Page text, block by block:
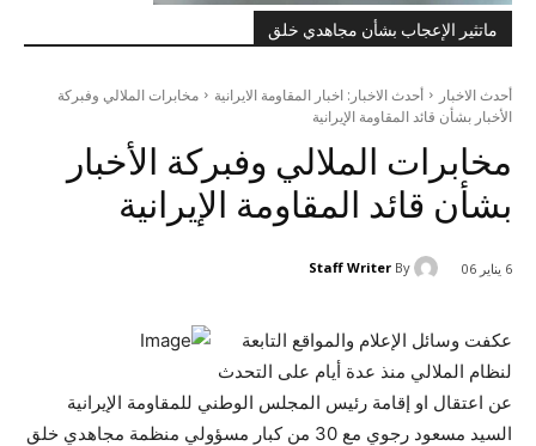
ماتثير الإعجاب بشأن مجاهدي خلق
أحدث الاخبار أحدث الاخبار: اخبار المقاومة الايرانية
مخابرات الملالي وفبركة
الأخبار بشأن قائد المقاومة الإيرانية
مخابرات الملالي وفبركة الأخبار
بشأن قائد المقاومة الإيرانية
6 يناير 06 By
Staff Writer
عكفت وسائل الإعلام والمواقع التابعة
لنظام الملالي منذ عدة أيام على التحدث
عن اعتقال او إقامة رئيس المجلس الوطني للمقاومة الإيرانية
السيد مسعود رجوي مع 30 من كبار مسؤولي منظمة مجاهدي خلق